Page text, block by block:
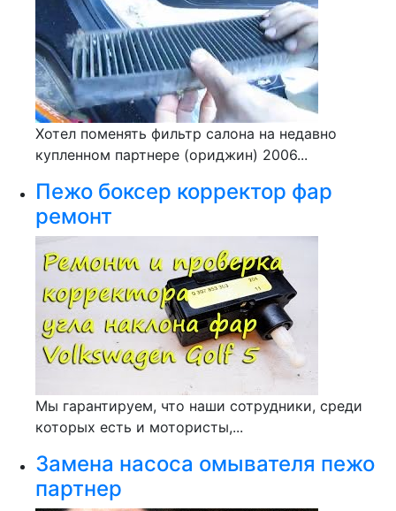
Хотел поменять фильтр салона на недавно
купленном партнере (ориджин) 2006...
Пежо боксер корректор фар
ремонт
Мы гарантируем, что наши сотрудники, среди
которых есть и мотористы,...
Замена насоса омывателя пежо
партнер